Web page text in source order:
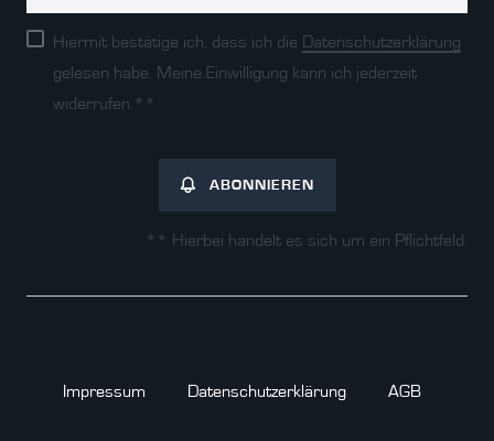
Hiermit bestätige ich, dass ich die Daten­schutz­erklärung
gelesen habe. Meine Einwilligung kann ich jederzeit
widerrufen.**
ABONNIEREN
** Hierbei handelt es sich um ein Pflichtfeld.
Impressum Daten­schutz­erklärung AGB